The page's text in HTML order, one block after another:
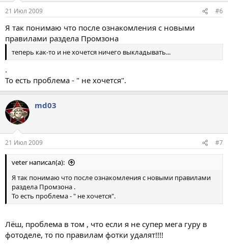
21 Июл 2009 #6
Я так понимаю что после ознакомления с новыми
правилами раздела Промзона
теперь как-то и не хочется ничего выкладывать...
.
То есть проблема - " не хочется".
md03
21 Июл 2009 #7
veter написал(а):
Я так понимаю что после ознакомления с новыми правилами
раздела Промзона .
То есть проблема - " не хочется".
Лёш, проблема в том , что если я не супер мега гуру в
фотоделе, то по правилам фотки удалят!!!!